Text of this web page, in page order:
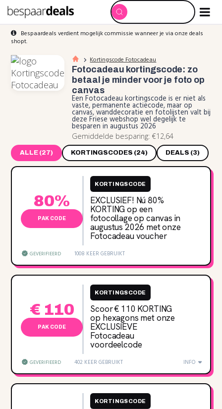
Bespaardeals verdient mogelijk commissie wanneer je via onze deals
shopt.
Kortingscode Fotocadeau
Fotocadeau kortingscode: zo
betaal je minder voor je foto op
canvas
Een Fotocadeau kortingscode is er niet als
vaste, permanente actiecode, maar op
canvas, wanddecoratie en fotolijsten valt bij
deze Friese webshop wel degelijk te
besparen in augustus 2026
Gemiddelde besparing: €12,64
ALLE (27) KORTINGSCODES (24) DEALS (3)
80%
PAK CODE
KORTINGSCODE
EXCLUSIEF! Nú 80‌%
KORTING op een
fotocollage op canvas in
augustus 2026 met onze
Fotocadeau voucher
GEVERIFIEERD 1008 KEER GEBRUIKT
€ 110
PAK CODE
KORTINGSCODE
Scoor € 110 KORTING
op hexagons met onze
EXCLUSIEVE
Fotocadeau
voordeelcode
GEVERIFIEERD 402 KEER GEBRUIKT INFO
KORTINGSCODE